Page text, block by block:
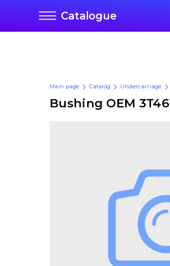
Catalogue
Main page Catalog Undercarriage
Bushing OEM